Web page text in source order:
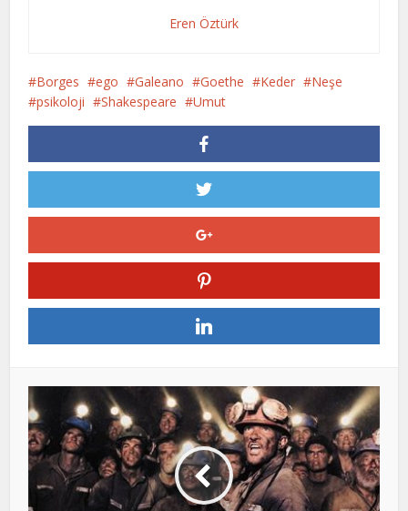
Eren Öztürk
Borges ego Galeano Goethe Keder
Neşe
psikoloji
Shakespeare Umut